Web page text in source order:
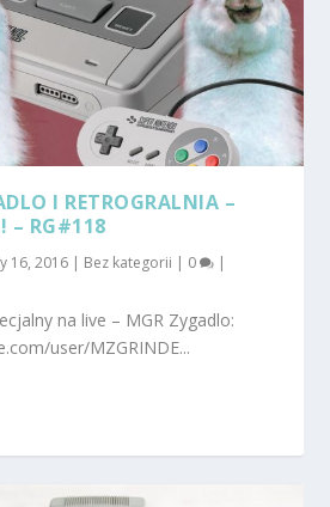
I RETROGRALNIA –
– RG#118
16, 2016 | Bez kategorii | 0 |
na live – MGR Zygadlo:
user/MZGRINDE...